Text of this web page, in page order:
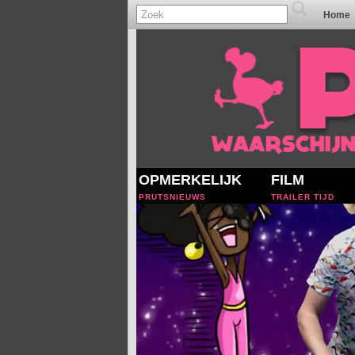
Home
OPMERKELIJK
PRUTSNIEUWS
FILM
TRAILER TIJD